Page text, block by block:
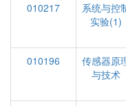
010217
系统与控
实验(1)
010196
传感器原
与技术